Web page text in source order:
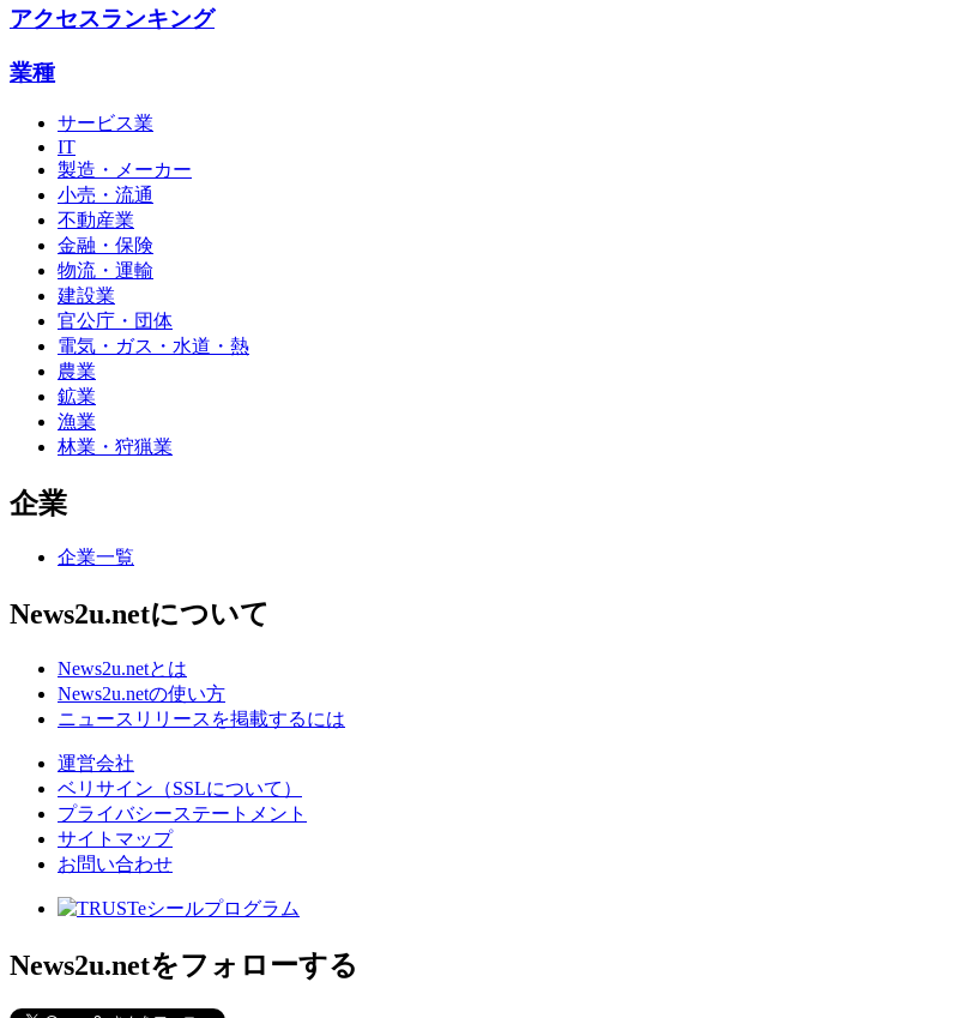
アクセスランキング
業種
サービス業
IT
製造・メーカー
小売・流通
不動産業
金融・保険
物流・運輸
建設業
官公庁・団体
電気・ガス・水道・熱
農業
鉱業
漁業
林業・狩猟業
企業
企業一覧
News2u.netについて
News2u.netとは
News2u.netの使い方
ニュースリリースを掲載するには
運営会社
ベリサイン（SSLについて）
プライバシーステートメント
サイトマップ
お問い合わせ
News2u.netをフォローする